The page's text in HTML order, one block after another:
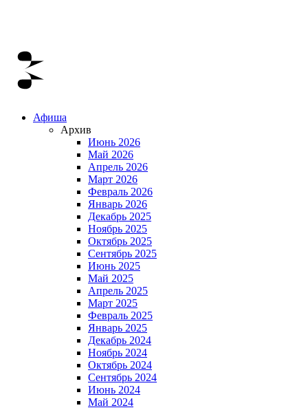
Афиша
Архив
Июнь 2026
Май 2026
Апрель 2026
Март 2026
Февраль 2026
Январь 2026
Декабрь 2025
Ноябрь 2025
Октябрь 2025
Сентябрь 2025
Июнь 2025
Май 2025
Апрель 2025
Март 2025
Февраль 2025
Январь 2025
Декабрь 2024
Ноябрь 2024
Октябрь 2024
Сентябрь 2024
Июнь 2024
Май 2024